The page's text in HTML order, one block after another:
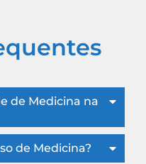
de Medicina na
de Medicina?